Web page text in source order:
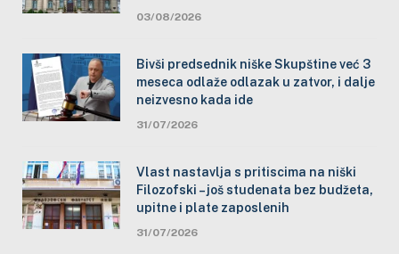
03/08/2026
Bivši predsednik niške Skupštine već 3
meseca odlaže odlazak u zatvor, i dalje
neizvesno kada ide
31/07/2026
Vlast nastavlja s pritiscima na niški
Filozofski – još studenata bez budžeta,
upitne i plate zaposlenih
31/07/2026